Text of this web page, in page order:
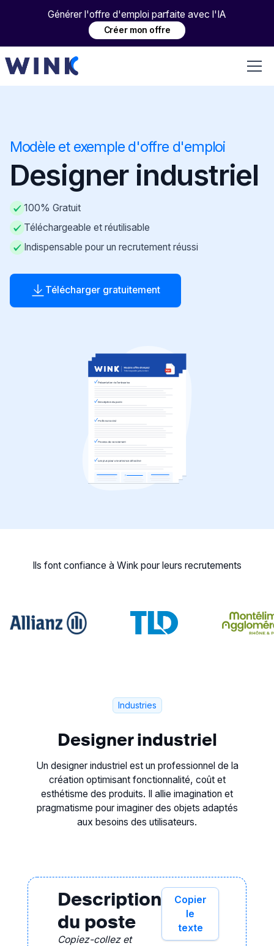
Générer l'offre d'emploi parfaite avec l'IA
Créer mon offre
Modèle et exemple d'offre d'emploi
Designer industriel
100% Gratuit
Téléchargeable et réutilisable
Indispensable pour un recrutement réussi
Télécharger gratuitement
Ils font confiance à Wink pour leurs recrutements
Industries
Designer industriel
Un designer industriel est un professionnel de la
création optimisant fonctionnalité, coût et
esthétisme des produits. Il allie imagination et
pragmatisme pour imaginer des objets adaptés
aux besoins des utilisateurs.
Description
du poste
Copiez-collez et
Copier
le
texte